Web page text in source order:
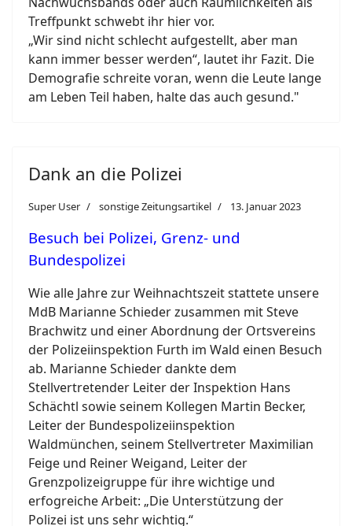
Treffpunkt schwebt ihr hier vor.
„Wir sind nicht schlecht aufgestellt, aber man
kann immer besser werden“, lautet ihr Fazit. Die
Demografie schreite voran, wenn die Leute lange
am Leben Teil haben, halte das auch gesund."
Dank an die Polizei
Super User sonstige Zeitungsartikel 13. Januar 2023
Besuch bei Polizei, Grenz- und
Bundespolizei
Wie alle Jahre zur Weihnachtszeit stattete unsere
MdB Marianne Schieder zusammen mit Steve
Brachwitz und einer Abordnung der Ortsvereins
der Polizeiinspektion Furth im Wald einen Besuch
ab. Marianne Schieder dankte dem
Stellvertretender Leiter der Inspektion Hans
Schächtl sowie seinem Kollegen Martin Becker,
Leiter der Bundespolizeiinspektion
Waldmünchen, seinem Stellvertreter Maximilian
Feige und Reiner Weigand, Leiter der
Grenzpolizeigruppe für ihre wichtige und
erfogreiche Arbeit: „Die Unterstützung der
Polizei ist uns sehr wichtig.“